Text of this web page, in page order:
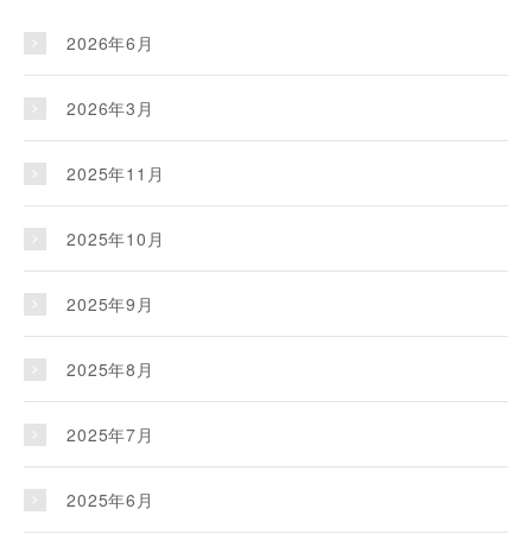
2026年6月
2026年3月
2025年11月
2025年10月
2025年9月
2025年8月
2025年7月
2025年6月